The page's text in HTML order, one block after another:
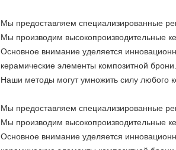
Мы предоставляем специализированные
Мы производим высокопроизводительные
Основное внимание уделяется
керамические элементы композитной брони.
Наши методы могут умножить силу любого
Мы предоставляем специализированные
Мы производим высокопроизводительные
Основное внимание уделяется